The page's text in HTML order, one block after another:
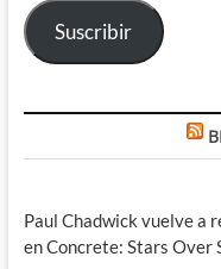
Suscribir
Paul Chadwick vuelve a
en Concrete: Stars Over